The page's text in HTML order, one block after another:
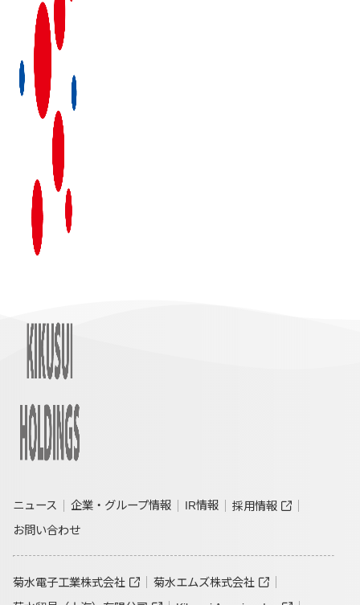
ニュース 企業・グループ情報 IR情報
採用情報
お問い合わせ
菊水電子工業株式会社
菊水エムズ株式会社